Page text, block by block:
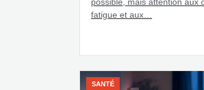
fatigue et aux…
SANTÉ